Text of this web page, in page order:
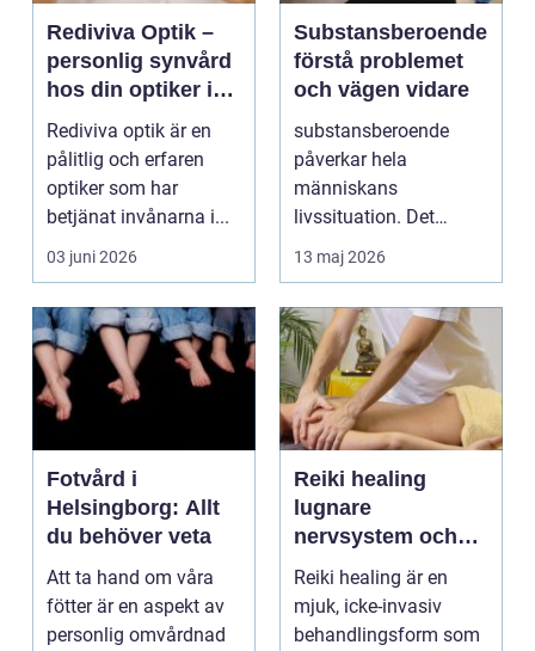
Rediviva Optik –
personlig synvård
hos din optiker i
Uppsala
Rediviva optik är en
pålitlig och erfaren
optiker som har
betjänat invånarna i...
03 juni 2026
Substansberoende
förstå problemet
och vägen vidare
substansberoende
påverkar hela
människans
livssituation. Det
handlar sällan bara
om alkohol, narkoti...
13 maj 2026
Fotvård i
Helsingborg: Allt
du behöver veta
Att ta hand om våra
fötter är en aspekt av
personlig omvårdnad
Reiki healing
lugnare
nervsystem och
djupare
återhämtning
Reiki healing är en
mjuk, icke-invasiv
behandlingsform som